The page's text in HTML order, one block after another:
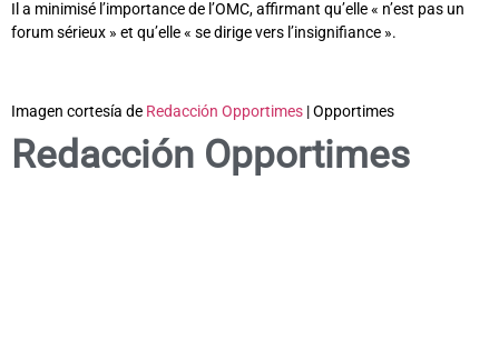
Il a minimisé l’importance de l’OMC, affirmant qu’elle « n’est pas un
forum sérieux » et qu’elle « se dirige vers l’insignifiance ».
Imagen cortesía de Redacción Opportimes | Opportimes
Redacción Opportimes